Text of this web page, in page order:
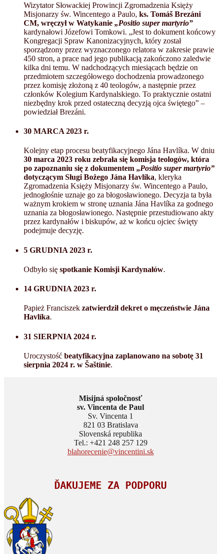
Wizytator Słowackiej Prowincji Zgromadzenia Księży
Misjonarzy św. Wincentego a Paulo, ks. Tomáš Brezáni
CM, wręczył w Watykanie „Positio super martyrio”
kardynałowi Józefowi Tomkowi. „Jest to dokument końcowy
Kongregacji Spraw Kanonizacyjnych, który został
sporządzony przez wyznaczonego relatora w zakresie prawie
450 stron, a prace nad jego publikacją zakończono zaledwie
kilka dni temu. W nadchodzących miesiącach będzie on
przedmiotem szczegółowego dochodzenia prowadzonego
przez komisję złożoną z 40 teologów, a następnie przez
członków Kolegium Kardynalskiego. To praktycznie ostatni
niezbędny krok przed ostateczną decyzją ojca świętego” –
powiedział Brezáni.
30 MARCA 2023 r.
Kolejny etap procesu beatyfikacyjnego Jána Havlíka. W dniu
30 marca 2023 roku zebrała się komisja teologów, która
po zapoznaniu się z dokumentem „Positio super martyrio”
dotyczącym Sługi Bożego Jána Havlíka, kleryka
Zgromadzenia Księży Misjonarzy św. Wincentego a Paulo,
jednogłośnie uznaje go za błogosławionego. Decyzja ta była
ważnym krokiem w stronę uznania Jána Havlíka za godnego
uznania za błogosławionego. Następnie przestudiowano akty
przez kardynałów i biskupów, aż w końcu ojciec święty
podejmuje decyzję.
5 GRUDNIA 2023 r.
Odbyło się spotkanie Komisji Kardynałów.
14 GRUDNIA 2023 r.
Papież Franciszek zatwierdził dekret o męczeństwie Jána
Havlíka.
31 SIERPNIA 2024 r.
Uroczystość beatyfikacyjna zaplanowano na sobotę 31
sierpnia 2024 r. w Šaštínie.
Misijná spoločnosť
sv. Vincenta de Paul
Sv. Vincenta 1
821 03 Bratislava
Slovenská republika
Tel.: +421 248 257 129
blahorecenie@vincentini.sk
ĎAKUJEME ZA PODPORU